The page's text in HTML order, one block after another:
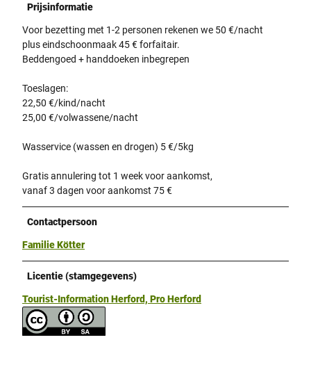
Prijsinformatie
Voor bezetting met 1-2 personen rekenen we 50 €/nacht
plus eindschoonmaak 45 € forfaitair.
Beddengoed + handdoeken inbegrepen
Toeslagen:
22,50 €/kind/nacht
25,00 €/volwassene/nacht
Wasservice (wassen en drogen) 5 €/5kg
Gratis annulering tot 1 week voor aankomst,
vanaf 3 dagen voor aankomst 75 €
Contactpersoon
Familie Kötter
Licentie (stamgegevens)
Tourist-Information Herford, Pro Herford